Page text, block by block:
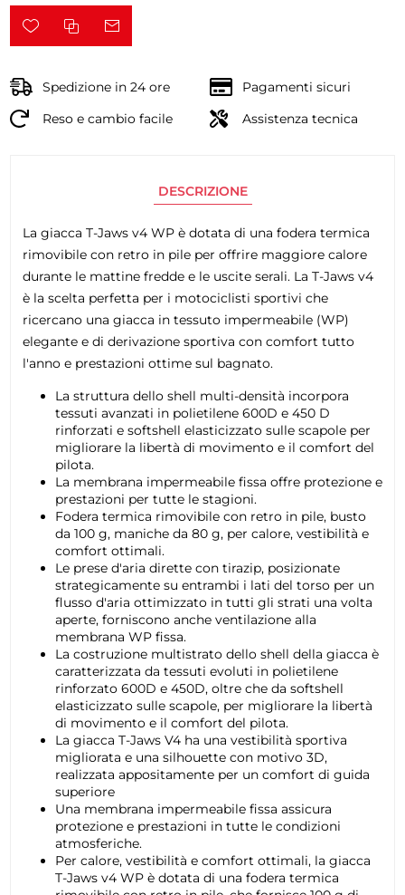
Spedizione in 24 ore
Pagamenti sicuri
Reso e cambio facile
Assistenza tecnica
DESCRIZIONE
La giacca T-Jaws v4 WP è dotata di una fodera termica
rimovibile con retro in pile per offrire maggiore calore
durante le mattine fredde e le uscite serali. La T-Jaws v4
è la scelta perfetta per i motociclisti sportivi che
ricercano una giacca in tessuto impermeabile (WP)
elegante e di derivazione sportiva con comfort tutto
l'anno e prestazioni ottime sul bagnato.
La struttura dello shell multi-densità incorpora
tessuti avanzati in polietilene 600D e 450 D
rinforzati e softshell elasticizzato sulle scapole per
migliorare la libertà di movimento e il comfort del
pilota.
La membrana impermeabile fissa offre protezione e
prestazioni per tutte le stagioni.
Fodera termica rimovibile con retro in pile, busto
da 100 g, maniche da 80 g, per calore, vestibilità e
comfort ottimali.
Le prese d'aria dirette con tirazip, posizionate
strategicamente su entrambi i lati del torso per un
flusso d'aria ottimizzato in tutti gli strati una volta
aperte, forniscono anche ventilazione alla
membrana WP fissa.
La costruzione multistrato dello shell della giacca è
caratterizzata da tessuti evoluti in polietilene
rinforzato 600D e 450D, oltre che da softshell
elasticizzato sulle scapole, per migliorare la libertà
di movimento e il comfort del pilota.
La giacca T-Jaws V4 ha una vestibilità sportiva
migliorata e una silhouette con motivo 3D,
realizzata appositamente per un comfort di guida
superiore
Una membrana impermeabile fissa assicura
protezione e prestazioni in tutte le condizioni
atmosferiche.
Per calore, vestibilità e comfort ottimali, la giacca
T-Jaws v4 WP è dotata di una fodera termica